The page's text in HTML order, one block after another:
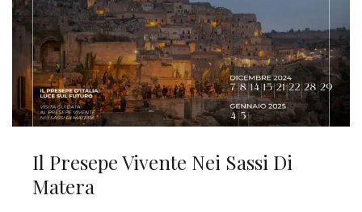
Il Presepe Vivente Nei Sassi Di
Matera